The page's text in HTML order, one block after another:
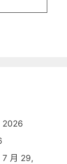
2026
7 月 29,